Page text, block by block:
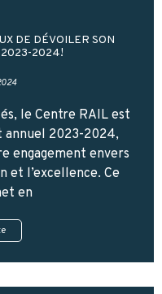
DE DÉVOILER SON
2023-2024!
le Centre RAIL est
annuel 2023-2024,
engagement envers
et l’excellence. Ce
en